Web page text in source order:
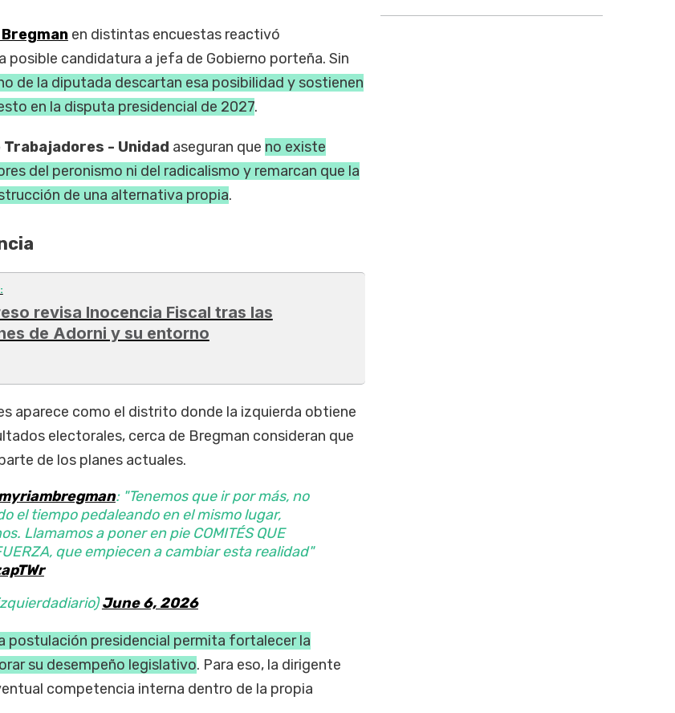
en distintas encuestas reactivó
posible candidatura a jefa de Gobierno porteña. Sin
de la diputada descartan esa posibilidad y sostienen
en la disputa presidencial de 2027.
- Unidad aseguran que no existe
del peronismo ni del radicalismo y remarcan que la
de una alternativa propia.
revisa Inocencia Fiscal tras las
de Adorni y su entorno
aparece como el distrito donde la izquierda obtiene
electorales, cerca de Bregman consideran que
de los planes actuales.
: "Tenemos que ir por más, no
el tiempo pedaleando en el mismo lugar,
Llamamos a poner en pie COMITÉS QUE
que empiecen a cambiar esta realidad"
June 6, 2026
postulación presidencial permita fortalecer la
su desempeño legislativo. Para eso, la dirigente
competencia interna dentro de la propia